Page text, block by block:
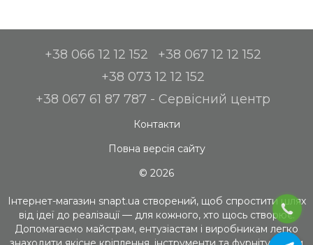
+38 066 12 12 152
+38 067 12 12 152
+38 073 12 12 152
+38 067 61 87 787 - Сервісний центр
Контакти
Повна версія сайту
© 2026
Інтернет-магазин snapt.ua створений, щоб спростити шлях
від ідеї до реалізації — для кожного, хто щось створює.
Допомагаємо майстрам, ентузіастам і виробникам легко